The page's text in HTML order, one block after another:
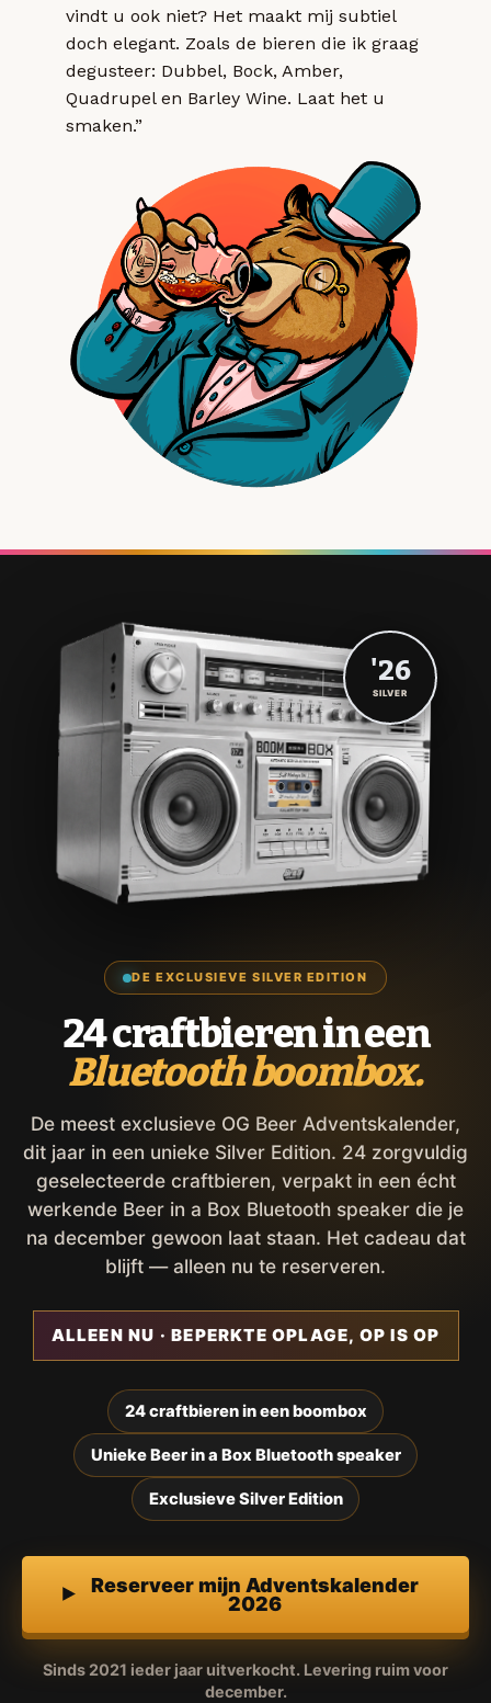
vindt u ook niet? Het maakt mij subtiel
doch elegant. Zoals de bieren die ik graag
degusteer: Dubbel, Bock, Amber,
Quadrupel en Barley Wine. Laat het u
smaken.”
DE EXCLUSIEVE SILVER EDITION
24 craftbieren in een
Bluetooth boombox.
De meest exclusieve OG Beer Adventskalender,
dit jaar in een unieke Silver Edition. 24 zorgvuldig
geselecteerde craftbieren, verpakt in een écht
werkende Beer in a Box Bluetooth speaker die je
na december gewoon laat staan. Het cadeau dat
blijft — alleen nu te reserveren.
ALLEEN NU · BEPERKTE OPLAGE, OP IS OP
24 craftbieren in een boombox
Unieke Beer in a Box Bluetooth speaker
Exclusieve Silver Edition
Reserveer mijn Adventskalender
2026
Sinds 2021 ieder jaar uitverkocht. Levering ruim voor
december.
'26
SILVER